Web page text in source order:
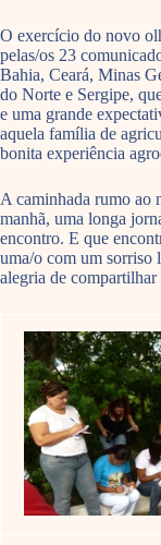
O exercício do novo
pelas/os 23
Bahia, Ceará, Minas
do Norte e Sergipe,
e uma grande
aquela família de
bonita experiência
A caminhada rumo ao
manhã, uma longa
encontro. E que
uma/o com um sorriso
alegria de